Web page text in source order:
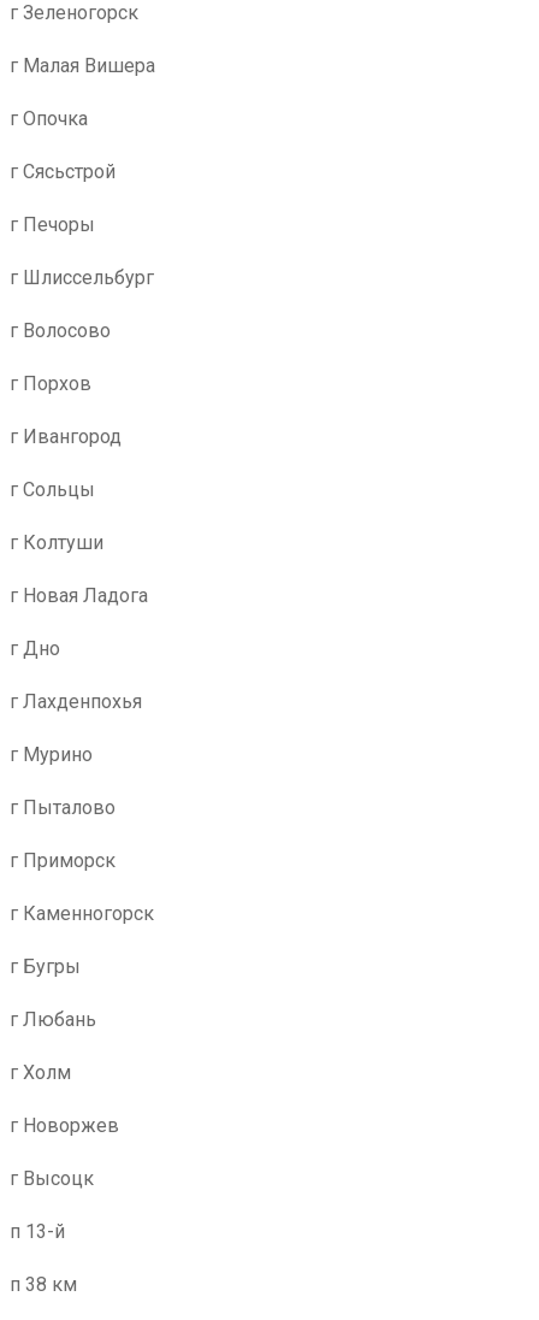
г Зеленогорск
г Малая Вишера
г Опочка
г Сясьстрой
г Печоры
г Шлиссельбург
г Волосово
г Порхов
г Ивангород
г Сольцы
г Колтуши
г Новая Ладога
г Дно
г Лахденпохья
г Мурино
г Пыталово
г Приморск
г Каменногорск
г Бугры
г Любань
г Холм
г Новоржев
г Высоцк
п 13-й
п 38 км